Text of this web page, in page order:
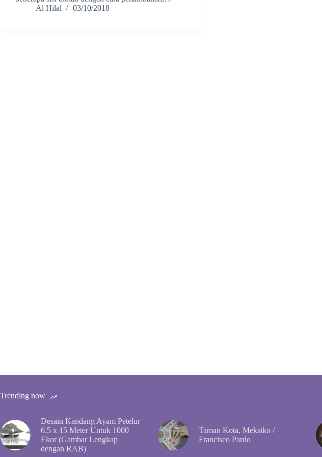
Al Hilal
03/10/2018
Trending now
Desain Kandang Ayam Petelur
6.5 x 15 Meter Untuk 1000
Ekor (Gambar Lengkap
dengan RAB)
Taman Kota, Meksiko /
Francisco Pardo